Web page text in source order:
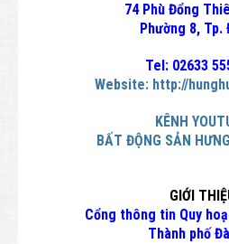
74 Phù Đổng
Phường 8, Tp.
Tel: 02633
Website: http://
KÊNH
BẤT ĐỘNG SẢN
GIỚI
Cổng thông tin Quy
Thành phố